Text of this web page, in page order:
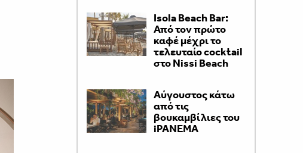
Isola Beach Bar:
Από τον πρώτο
καφέ μέχρι το
τελευταίο cocktail
στο Nissi Beach
Αύγουστος κάτω
από τις
βουκαμβίλιες του
iPANEMA